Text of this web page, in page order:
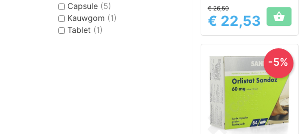
Capsule (5)
Kauwgom (1)
Tablet (1)
Prijs
€ 26,50
€ 22,53 
-5%